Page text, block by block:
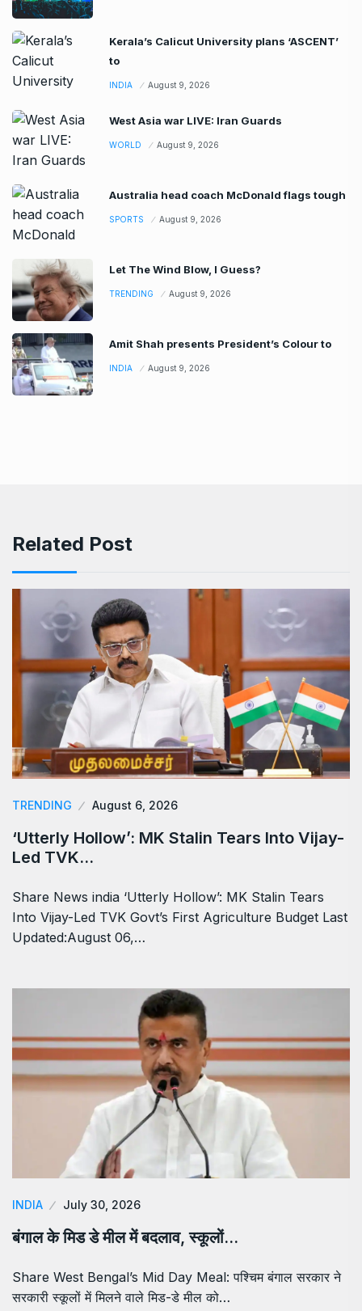
Kerala’s Calicut University plans ‘ASCENT’
to
INDIA August 9, 2026
West Asia war LIVE: Iran Guards
WORLD August 9, 2026
Australia head coach McDonald flags tough
SPORTS August 9, 2026
Let The Wind Blow, I Guess?
TRENDING August 9, 2026
Amit Shah presents President’s Colour to
INDIA August 9, 2026
Related Post
TRENDING August 6, 2026
‘Utterly Hollow’: MK Stalin Tears Into Vijay-
Led TVK…
Share News india ‘Utterly Hollow’: MK Stalin Tears
Into Vijay-Led TVK Govt’s First Agriculture Budget Last
Updated:August 06,…
INDIA July 30, 2026
बंगाल के मिड डे मील में बदलाव, स्कूलों…
Share West Bengal’s Mid Day Meal: पश्चिम बंगाल सरकार ने
सरकारी स्कूलों में मिलने वाले मिड-डे मील को…